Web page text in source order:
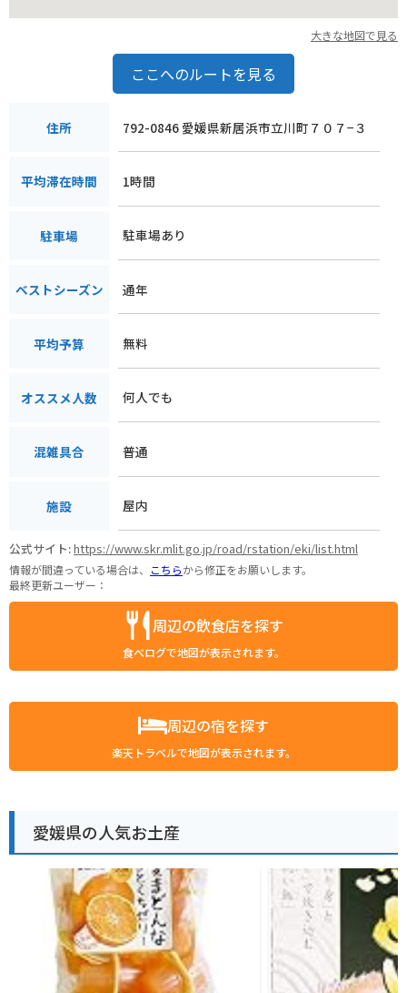
大きな地図で見る
ここへのルートを見る
住所 792-0846 愛媛県新居浜市立川町７０７−３
平均滞在時間 1時間
駐車場 駐車場あり
ベストシーズン 通年
平均予算 無料
オススメ人数 何人でも
混雑具合 普通
施設 屋内
公式サイト:https://www.skr.mlit.go.jp/road/rstation/eki/list.html
情報が間違っている場合は、 こちらから修正をお願いします。
最終更新ユーザー：
周辺の飲食店を探す
食べログで地図が表示されます。
周辺の宿を探す
楽天トラベルで地図が表示されます。
愛媛県の人気お土産